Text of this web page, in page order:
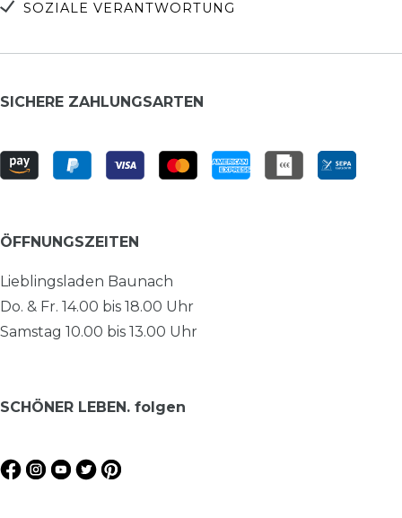
SOZIALE VERANTWORTUNG
SICHERE ZAHLUNGSARTEN
ÖFFNUNGSZEITEN
Lieblingsladen Baunach
Do. & Fr. 14.00 bis 18.00 Uhr
Samstag 10.00 bis 13.00 Uhr
SCHÖNER LEBEN. folgen